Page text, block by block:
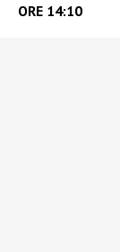
ORE 14:10